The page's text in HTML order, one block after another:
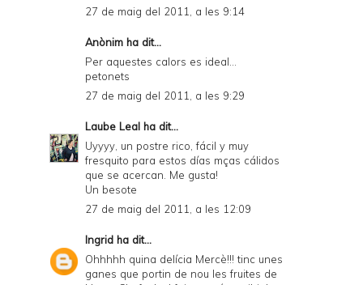
27 de maig del 2011, a les 9:14
Anònim ha dit...
Per aquestes calors es ideal...
petonets
27 de maig del 2011, a les 9:29
Laube Leal ha dit...
Uyyyy, un postre rico, fácil y muy
fresquito para estos días mças cálidos
que se acercan. Me gusta!
Un besote
27 de maig del 2011, a les 12:09
Ingrid ha dit...
Ohhhhh quina delícia Mercè!!! tinc unes
ganes que portin de nou les fruites de